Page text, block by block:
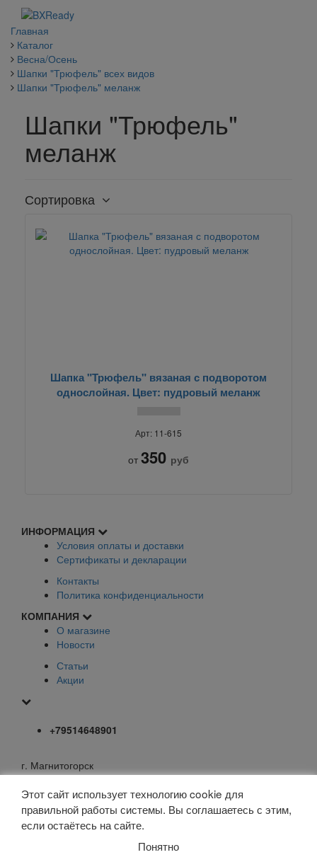
Главная
Каталог
Весна/Осень
Шапки "Трюфель" всех видов
Шапки "Трюфель" меланж
Шапки "Трюфель"
меланж
Сортировка
Шапка "Трюфель" вязаная с подворотом
однослойная. Цвет: пудровый меланж
Арт: 11-615
от 350 руб
ИНФОРМАЦИЯ
Условия оплаты и доставки
Сертификаты и декларации
Контакты
Политика конфиденциальности
КОМПАНИЯ
О магазине
Новости
Статьи
Акции
+79514648901
г. Магнитогорск
mail@elfoxo.ru
Задать вопрос
Этот сайт использует технологию cookie для
правильной работы системы. Вы соглашаетесь с этим,
если остаётесь на сайте.
Понятно